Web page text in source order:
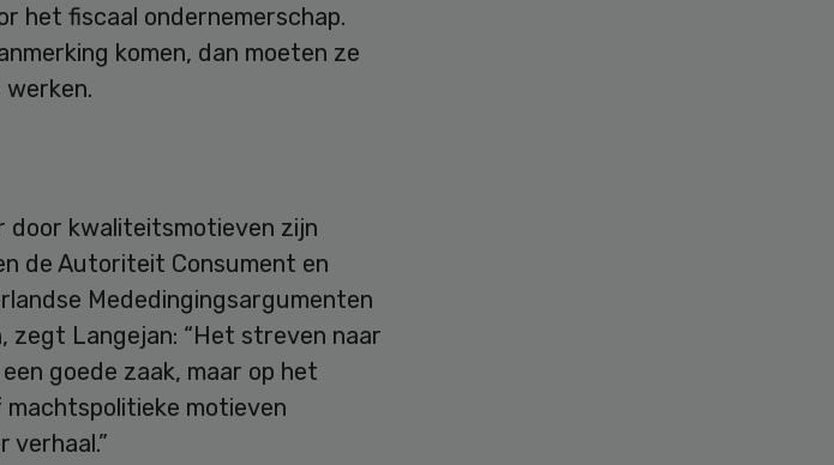
het fiscaal ondernemerschap.
komen, dan moeten ze
door kwaliteitsmotieven zijn
de Autoriteit Consument en
Mededingingsargumenten
zegt Langejan: “Het streven naar
goede zaak, maar op het
motieven
verhaal.”